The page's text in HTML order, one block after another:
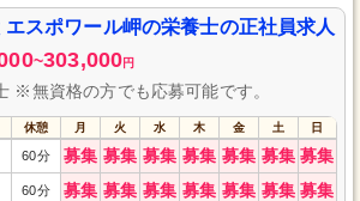
スポワール岬の栄養士の正社員求人
~303,000円
※無資格の方でも応募可能です。
休憩 月 火 水 木 金 土 日
60分 募集 募集 募集 募集 募集 募集 募集
60分 募集 募集 募集 募集 募集 募集 募集